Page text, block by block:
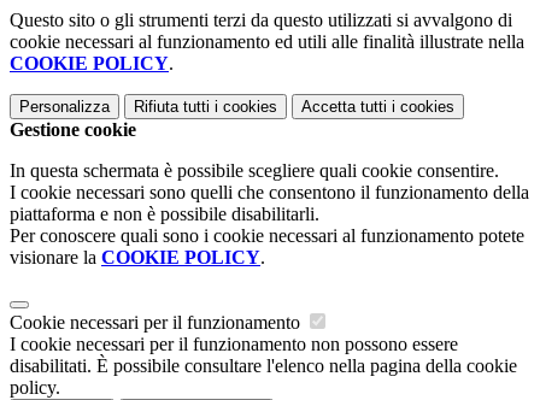
Questo sito o gli strumenti terzi da questo utilizzati si avvalgono di
cookie necessari al funzionamento ed utili alle finalità illustrate nella
COOKIE POLICY.
Personalizza Rifiuta tutti i cookies Accetta tutti i cookies
Gestione cookie
In questa schermata è possibile scegliere quali cookie consentire.
I cookie necessari sono quelli che consentono il funzionamento della
piattaforma e non è possibile disabilitarli.
Per conoscere quali sono i cookie necessari al funzionamento potete
visionare la COOKIE POLICY.
Cookie necessari per il funzionamento
I cookie necessari per il funzionamento non possono essere
disabilitati. È possibile consultare l'elenco nella pagina della cookie
policy.